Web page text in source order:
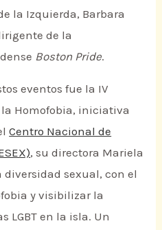
la Izquierda, Barbara
de la
Boston Pride.
eventos fue la IV
Homofobia, iniciativa
Centro Nacional de
, su directora Mariela
diversidad sexual, con el
y visibilizar la
LGBT en la isla. Un